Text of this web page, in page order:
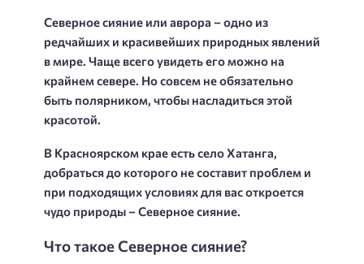
Северное сияние или аврора – одно из
редчайших и красивейших природных явлений
в мире. Чаще всего увидеть его можно на
крайнем севере. Но совсем не обязательно
быть полярником, чтобы насладиться этой
красотой.
В Красноярском крае есть село Хатанга,
добраться до которого не составит проблем и
при подходящих условиях для вас откроется
чудо природы – Северное сияние.
Что такое Северное сияние?